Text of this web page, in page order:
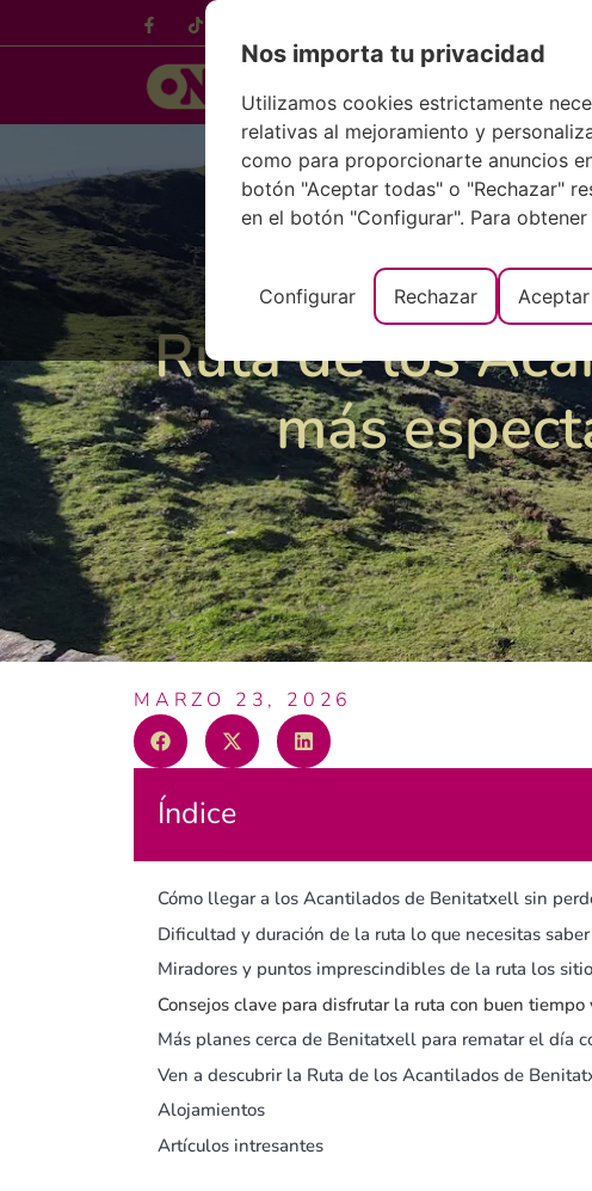
Ruta de los
más
MARZO 23, 2026
Índice
Cómo llegar a los Acantilados de Benitatxell sin
Dificultad y duración de la ruta lo que necesitas
Miradores y puntos imprescindibles de la ruta los
Consejos clave para disfrutar la ruta con buen tiempo
Más planes cerca de Benitatxell para rematar el día
Ven a descubrir la Ruta de los Acantilados de
Alojamientos
Artículos intresantes
Nos importa tu privacidad
Utilizamos cookies estrictamente
relativas al mejoramiento y
como para proporcionarte anuncios
botón "Aceptar todas" o "Rechazar"
en el botón "Configurar". Para
Configurar Rechazar